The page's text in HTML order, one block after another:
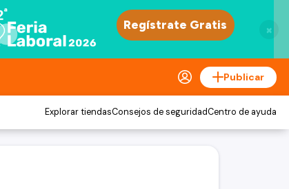
×
Publicar
Explorar tiendasConsejos de seguridadCentro de ayuda